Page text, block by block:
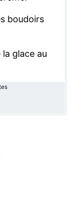
boudoirs
glace au